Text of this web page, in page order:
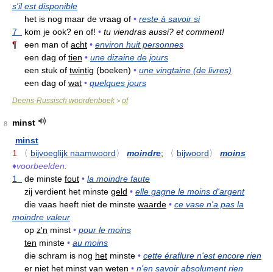
s'il est disponible
het is nog maar de vraag of • reste à savoir si
7
kom je ook? en of! • tu viendras aussi? et comment!
¶ een man of acht • environ huit personnes
een dag of tien • une dizaine de jours
een stuk of twintig (boeken) • une vingtaine (de livres)
een dag of wat • quelques jours
Deens-Russisch woordenboek > of
8
minst
minst
1
〈 bijvoeglijk naamwoord〉 moindre; 〈 bijwoord〉
moins
♦voorbeelden:
1
de minste fout • la moindre faute
zij verdient het minste geld • elle gagne le moins d'argent
die vaas heeft niet de minste waarde • ce vase n'a pas la
moindre valeur
op z'n minst • pour le moins
ten minste • au moins
die schram is nog het minste • cette éraflure n'est encore rien
er niet het minst van weten • n'en savoir absolument rien